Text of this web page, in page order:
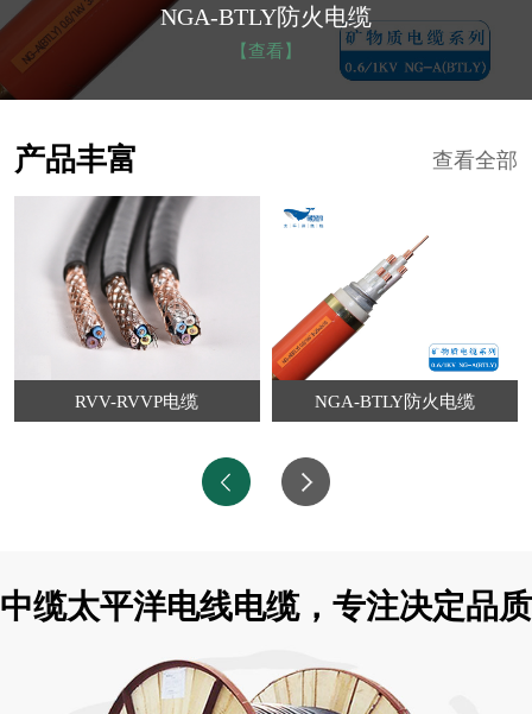
NGA-BTLY防火电缆
【查看】
查看全部
产品丰富
RVV-RVVP电缆 NGA-BTLY防火电缆
中缆太平洋电线电缆，专注决定品质